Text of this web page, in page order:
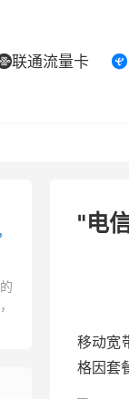
联通流量卡 
"电
移动宽
格因套